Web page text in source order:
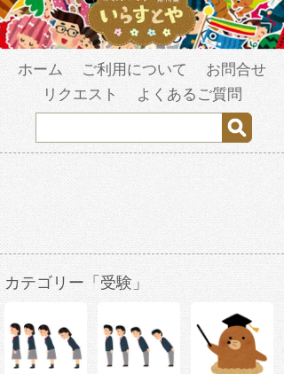
ホーム ご利用について
お問合せ
リクエスト
よくあるご質問
カテゴリー「受験」